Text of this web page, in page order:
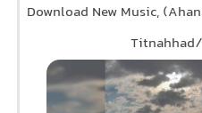
Download New Music,